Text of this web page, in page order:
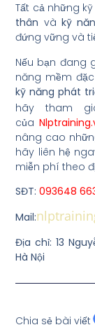
Tất cả những
thân và kỹ
đứng vững và
Nếu bạn đang
năng mềm
kỹ năng phát
hãy tham
của
nâng cao
hãy liên hệ
miễn phí theo
SĐT:093648
Mail:
Địa chỉ: 13
Hà Nội
Chia sẻ bài viết